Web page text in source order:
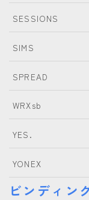
SESSIONS
SIMS
SPREAD
WRXsb
YES.
YONEX
ビンディン